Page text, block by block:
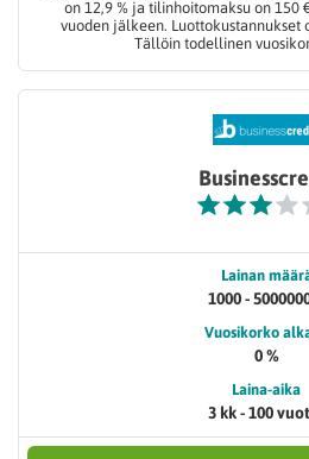
on 12,9 % ja tilinhoitomaksu on 150
vuoden jälkeen. Luottokustannukset
Tällöin todellinen
Lainan
1000 -
Vuosikorko
0 %
Laina-aika
3 kk - 100